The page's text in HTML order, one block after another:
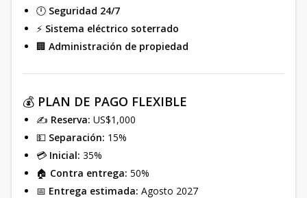
🕛 Seguridad 24/7
⚡ Sistema eléctrico soterrado
🏢 Administración de propiedad
💰 PLAN DE PAGO FLEXIBLE
✍️ Reserva: US$1,000
💵 Separación: 15%
💳 Inicial: 35%
🏠 Contra entrega: 50%
📅 Entrega estimada: Agosto 2027